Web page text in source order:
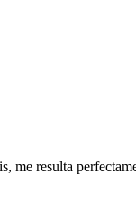
me resulta